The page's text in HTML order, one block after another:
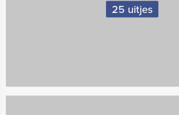
25 uitjes